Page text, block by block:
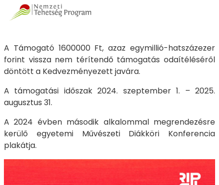
A Támogató 1600000 Ft, azaz egymillió-hatszázezer
forint vissza nem térítendő támogatás odaítéléséről
döntött a Kedvezményezett javára.
A támogatási időszak 2024. szeptember 1. – 2025.
augusztus 31.
A 2024 évben második alkalommal megrendezésre
kerülő egyetemi Művészeti Diákköri Konferencia
plakátja.